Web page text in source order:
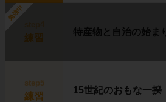
勉強中
練習
特産物と自治の始まり
step5
練習
15世紀のおもな一揆